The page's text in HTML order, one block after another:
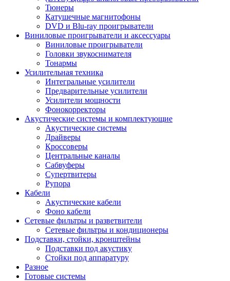
Тюнеры
Катушечные магнитофоны
DVD и Blu-ray проигрыватели
Виниловые проигрыватели и аксессуары
Виниловые проигрыватели
Головки звукоснимателя
Тонармы
Усилительная техника
Интегральные усилители
Предварительные усилители
Усилители мощности
Фонокорректоры
Акустические системы и комплектующие
Акустические системы
Драйверы
Кроссоверы
Центральные каналы
Сабвуферы
Супертвитеры
Рупора
Кабели
Акустические кабели
Фоно кабели
Сетевые фильтры и разветвители
Сетевые фильтры и кондиционеры
Подставки, стойки, кронштейны
Подставки под акустику
Стойки под аппаратуру
Разное
Готовые системы